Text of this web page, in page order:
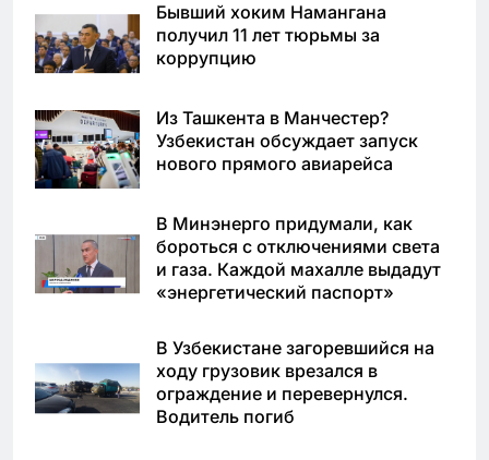
Бывший хоким Намангана
получил 11 лет тюрьмы за
коррупцию
Из Ташкента в Манчестер?
Узбекистан обсуждает запуск
нового прямого авиарейса
В Минэнерго придумали, как
бороться с отключениями света
и газа. Каждой махалле выдадут
«энергетический паспорт»
В Узбекистане загоревшийся на
ходу грузовик врезался в
ограждение и перевернулся.
Водитель погиб